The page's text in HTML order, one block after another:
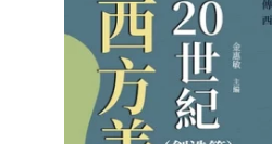
天天免運 美食蛋糕
居家生活 3C家電